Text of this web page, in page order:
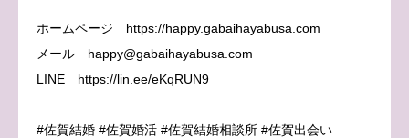
ホームページ https://happy.gabaihayabusa.com
メール happy@gabaihayabusa.com
LINE https://lin.ee/eKqRUN9
#佐賀結婚 #佐賀婚活 #佐賀結婚相談所 #佐賀出会い